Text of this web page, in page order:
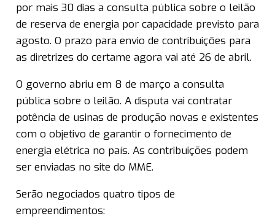
por mais 30 dias a consulta pública sobre o leilão
de reserva de energia por capacidade previsto para
agosto. O prazo para envio de contribuições para
as diretrizes do certame agora vai até 26 de abril.
O governo abriu em 8 de março a consulta
pública sobre o leilão. A disputa vai contratar
potência de usinas de produção novas e existentes
com o objetivo de garantir o fornecimento de
energia elétrica no país. As contribuições podem
ser enviadas no site do MME.
Serão negociados quatro tipos de
empreendimentos: